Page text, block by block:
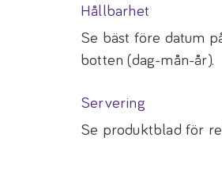
Hållbarhet
Se bäst före datum
botten (dag-mån-år).
Servering
Se produktblad för